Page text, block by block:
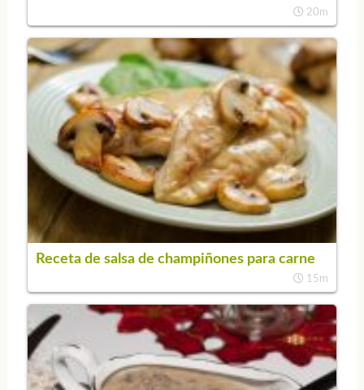
20m
Receta de salsa de champiñones para carne
15m